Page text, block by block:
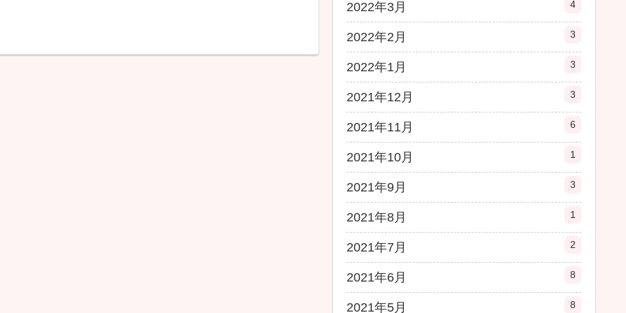
2022年3月 4
2022年2月 3
2022年1月 3
2021年12月 3
2021年11月 6
2021年10月 1
2021年9月 3
2021年8月 1
2021年7月 2
2021年6月 8
2021年5月 8